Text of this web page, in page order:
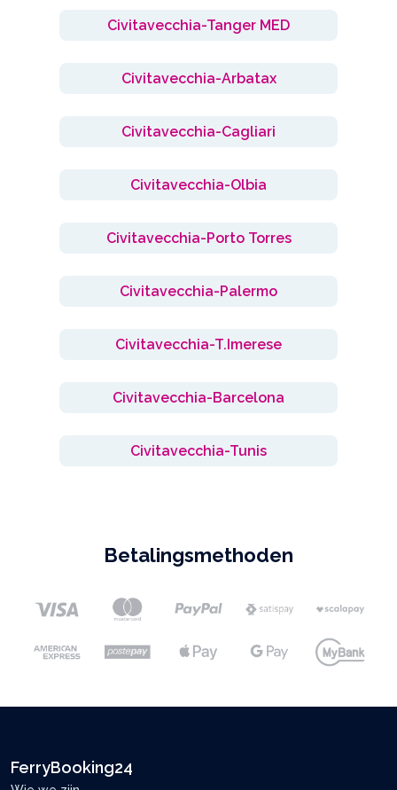
Civitavecchia-Tanger MED
Civitavecchia-Arbatax
Civitavecchia-Cagliari
Civitavecchia-Olbia
Civitavecchia-Porto Torres
Civitavecchia-Palermo
Civitavecchia-T.Imerese
Civitavecchia-Barcelona
Civitavecchia-Tunis
Betalingsmethoden
FerryBooking24